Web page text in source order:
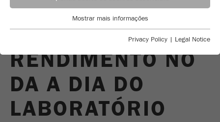
Cookies essenciais são necessários para funções básicas do
Nome fe_typo_user
Fornecedor TYPO3
Este cookie é um cookie de sessão padrão do
Mostrar informações de cookies
Estatísticas e desempenho
Nome __utma
Mostrar informações de cookies
Mostrar mais informações
Privacy Policy | Legal Notice
USA Headquarters
FRITSCH GmbH - Milling and Sizing
USA Headquarters
POLIVALENTE DE
ALTO
RENDIMENTO NO
DA A DIA DO
LABORATÓRIO